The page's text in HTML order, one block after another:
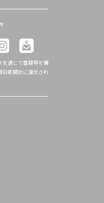
を通じて書籍等を購
日新聞社に還元され